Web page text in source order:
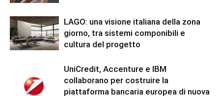
LAGO: una visione italiana della zona
giorno, tra sistemi componibili e
cultura del progetto
UniCredit, Accenture e IBM
collaborano per costruire la
piattaforma bancaria europea di nuova